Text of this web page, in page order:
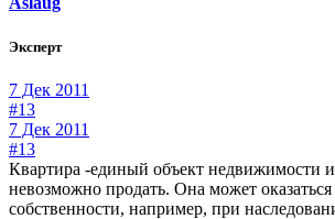
Эксперт
7 Дек 2011
#13
7 Дек 2011
#13
Квартира -единый объект недвижимости
невозможно продать. Она может оказаться
собственности, например, при